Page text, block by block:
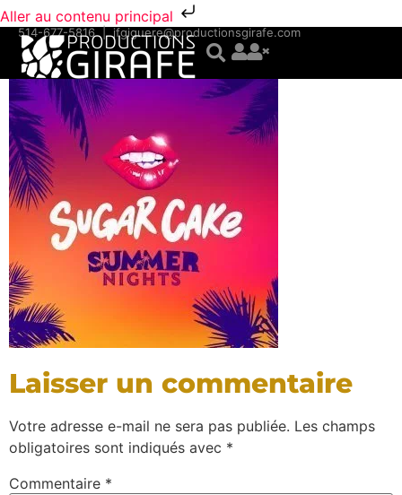
Aller au contenu principal
514-677-5816|jfgiguere@productionsgirafe.com
Laisser un commentaire
Votre adresse e-mail ne sera pas publiée. Les champs
obligatoires sont indiqués avec *
Commentaire *